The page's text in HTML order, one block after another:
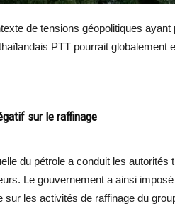
de tensions géopolitiques
PTT pourrait
sur le raffinage
du pétrole a conduit les
Le gouvernement a ainsi
sur les activités de raffinage du